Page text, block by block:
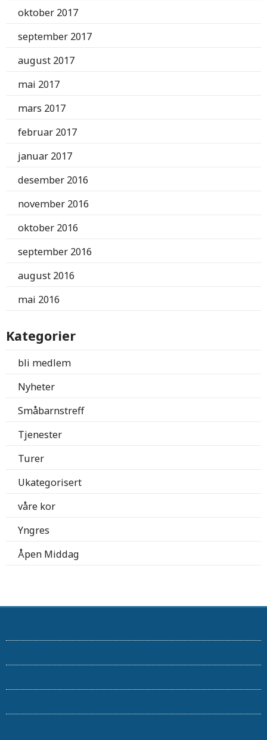
oktober 2017
september 2017
august 2017
mai 2017
mars 2017
februar 2017
januar 2017
desember 2016
november 2016
oktober 2016
september 2016
august 2016
mai 2016
Kategorier
bli medlem
Nyheter
Småbarnstreff
Tjenester
Turer
Ukategorisert
våre kor
Yngres
Åpen Middag